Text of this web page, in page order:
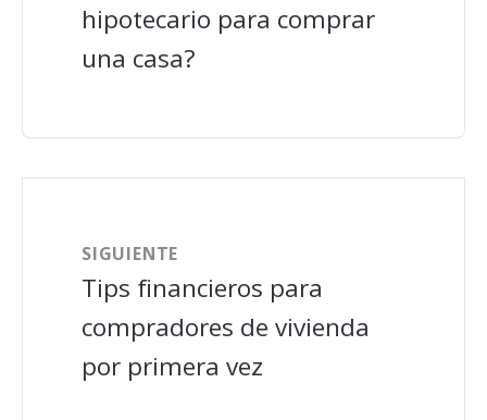
hipotecario para comprar
una casa?
SIGUIENTE
Tips financieros para
compradores de vivienda
por primera vez